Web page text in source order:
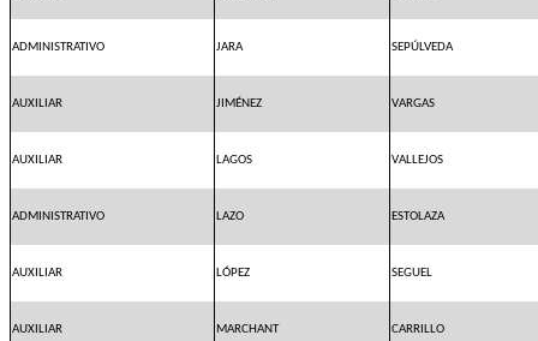
ADMINISTRATIVO JARA SEPÚLVEDA
AUXILIAR JIMÉNEZ VARGAS
AUXILIAR LAGOS VALLEJOS
ADMINISTRATIVO LAZO ESTOLAZA
AUXILIAR LÓPEZ SEGUEL
AUXILIAR MARCHANT CARRILLO